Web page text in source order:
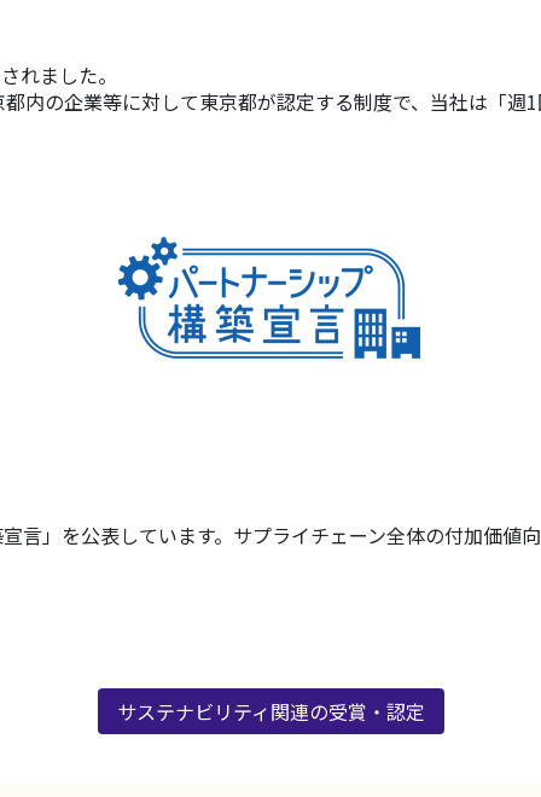
れました。
の企業等に対して東京都が認定する制度で、当社は「
を公表しています。サプライチェーン全体の付加
サステナビリティ関連の受賞・認定